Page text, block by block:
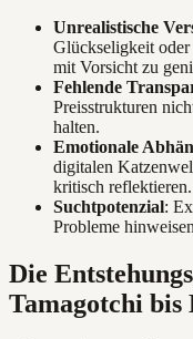
Unrealistische
Glückseligkeit
mit Vorsicht zu
Fehlende
Preisstrukturen
halten.
Emotionale
digitalen
kritisch reflektieren.
Suchtpotenzial:
Probleme
Die
Tamagotchi